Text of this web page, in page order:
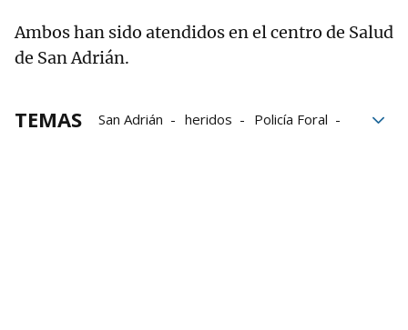
Ambos han sido atendidos en el centro de Salud
de San Adrián.
TEMAS San Adrián heridos
Policía Foral